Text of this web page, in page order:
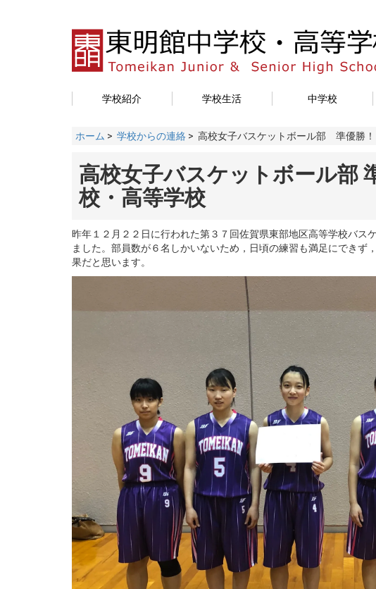
学校紹介 学校生活 中学校
ホーム > 学校からの連絡 > 高校女子バスケットボール部 準優勝！
高校女子バスケットボール部
校・高等学校
昨年１２月２２日に行われた第３７回佐賀県東部地区高等学校バス
ました。部員数が６名しかいないため，日頃の練習も満足にできず
果だと思います。